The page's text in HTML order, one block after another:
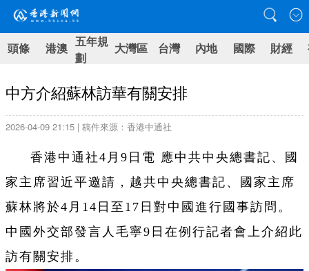
頭條 港澳 五年規
劃
大灣區 台灣 內地 國際 財經
中方介紹蘇林訪華有關安排
2026-04-09 21:15 | 稿件來源：香港中通社
香港中通社4月9日電 應中共中央總書記、國
家主席習近平邀請，越共中央總書記、國家主席
蘇林將於4月14日至17日對中國進行國事訪問。
中國外交部發言人毛寧9日在例行記者會上介紹此
訪有關安排。